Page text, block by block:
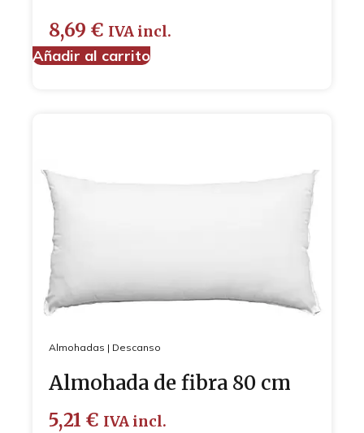
8,69 € IVA incl.
Añadir al carrito
Almohadas | Descanso
Almohada de fibra 80 cm
5,21 € IVA incl.